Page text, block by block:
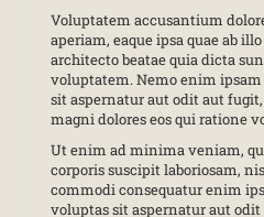
Voluptatem accusantium
aperiam, eaque ipsa quae ab
architecto beatae quia dicta
voluptatem. Nemo enim
sit aspernatur aut odit aut
magni dolores eos qui ratione
Ut enim ad minima veniam,
corporis suscipit laboriosam,
commodi consequatur enim
voluptas sit aspernatur aut